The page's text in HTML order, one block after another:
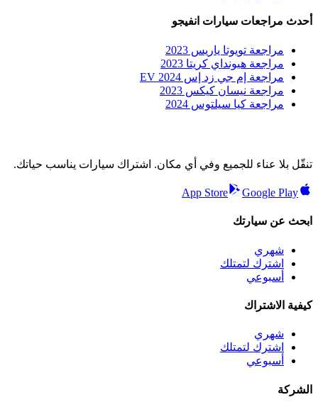
أحدث مراجعات سيارات انفيجو
مراجعة تويوتا ياريس 2023
مراجعة هيونداي كريتا 2023
مراجعة إم جي زد إس EV 2024
مراجعة نيسان كيكس 2023
مراجعة كيا سيلتوس 2024
تنقّل بلا عناء للجميع وفي أي مكان. اشتراك سيارات يناسب حياتك.
App Store Google Play
ابحث عن سيارتك
شهري
اشترك لتمتلك
أسبوعي
كيفية الاشتراك
شهري
اشترك لتمتلك
أسبوعي
الشركة